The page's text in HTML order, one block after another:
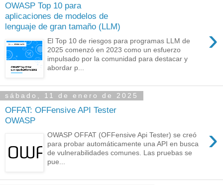
OWASP Top 10 para
aplicaciones de modelos de
lenguaje de gran tamaño (LLM)
›
El Top 10 de riesgos para programas LLM de
2025 comenzó en 2023 como un esfuerzo
impulsado por la comunidad para destacar y
abordar p...
sábado, 11 de enero de 2025
OFFAT: OFFensive API Tester
OWASP
›
OWASP OFFAT (OFFensive Api Tester) se creó
para probar automáticamente una API en busca
de vulnerabilidades comunes. Las pruebas se
pue...